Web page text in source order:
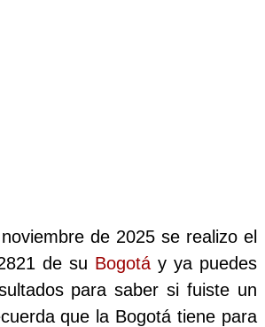
de 2025 se realizo el
de su Bogotáy ya puedes
para saber si fuiste un
que la Bogotá tiene para